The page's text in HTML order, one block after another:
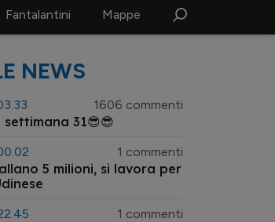
Fantalantini Mappe
NEWS
1606 commenti
settimana 31😎😎
1 commenti
5 milioni, si lavora per
1 commenti